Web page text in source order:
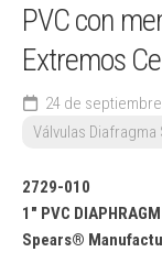
PVC con
Extremos
24 de
Válvulas
2729-010
1″ PVC
Spears®️